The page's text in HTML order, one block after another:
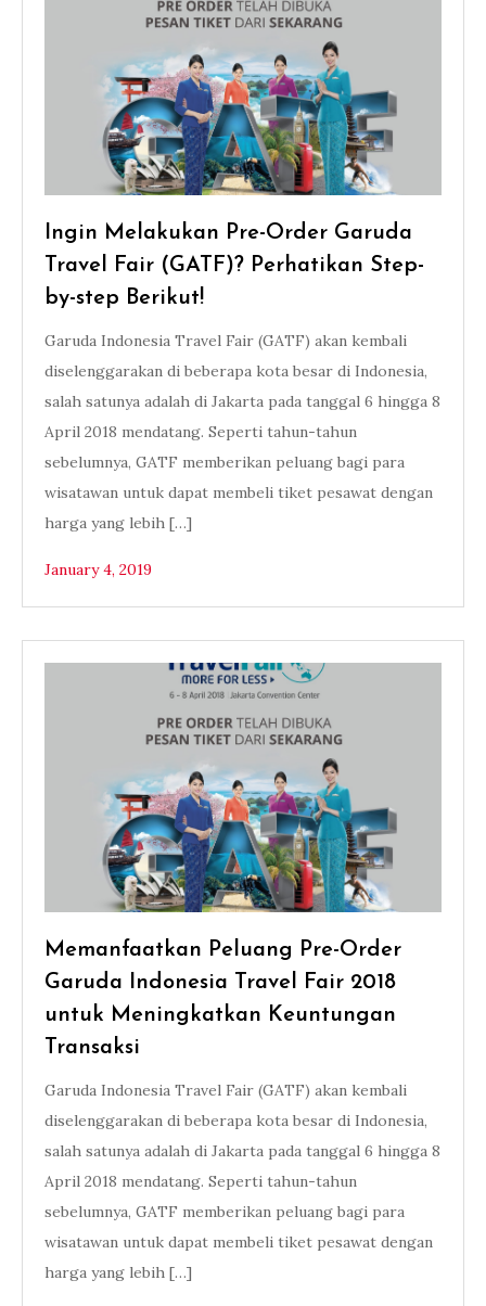
Ingin Melakukan Pre-Order Garuda
Travel Fair (GATF)? Perhatikan Step-
by-step Berikut!
Garuda Indonesia Travel Fair (GATF) akan kembali
diselenggarakan di beberapa kota besar di Indonesia,
salah satunya adalah di Jakarta pada tanggal 6 hingga 8
April 2018 mendatang. Seperti tahun-tahun
sebelumnya, GATF memberikan peluang bagi para
wisatawan untuk dapat membeli tiket pesawat dengan
harga yang lebih […]
January 4, 2019
Memanfaatkan Peluang Pre-Order
Garuda Indonesia Travel Fair 2018
untuk Meningkatkan Keuntungan
Transaksi
Garuda Indonesia Travel Fair (GATF) akan kembali
diselenggarakan di beberapa kota besar di Indonesia,
salah satunya adalah di Jakarta pada tanggal 6 hingga 8
April 2018 mendatang. Seperti tahun-tahun
sebelumnya, GATF memberikan peluang bagi para
wisatawan untuk dapat membeli tiket pesawat dengan
harga yang lebih […]